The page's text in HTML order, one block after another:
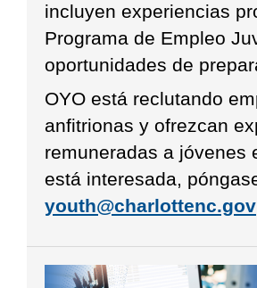
incluyen experiencias
Programa de Empleo
oportunidades de
OYO está reclutando
anfitrionas y ofrezcan
remuneradas a jóvenes
está interesada,
youth@charlottenc.gov